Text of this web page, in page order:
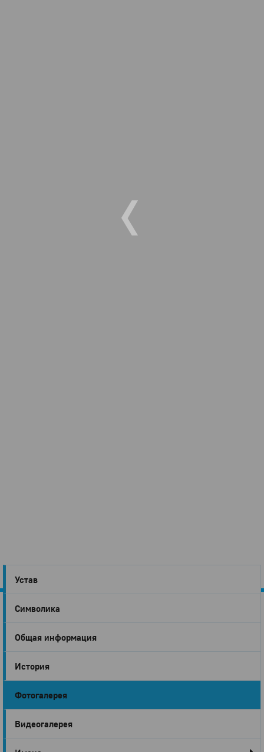
Город
Глазов
Устав
Символика
Общая информация
История
Фотогалерея
Видеогалерея